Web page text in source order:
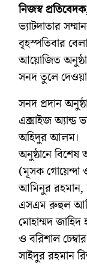
নিজস্ব
ভ্যাটদাতার
বৃহস্পতিবার
আয়োজিত
সনদ তুলে
সনদ প্রদান
এক্সাইজ অ্যান্ড
অহিদুর আলম।
অনুষ্ঠানে বিশেষ
(মূসক গোয়েন্দা
আমিনুর রহমান,
এসএম রুহুল
মোহাম্মদ
ও বরিশাল
সাইদুর রহমান